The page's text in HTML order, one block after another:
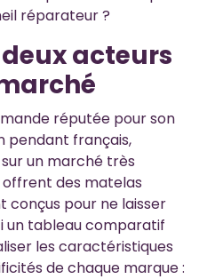
réparateur ?
acteurs
réputée pour son
pendant français,
un marché très
offrent des matelas
conçus pour ne laisser
un tableau comparatif
les caractéristiques
de chaque marque :